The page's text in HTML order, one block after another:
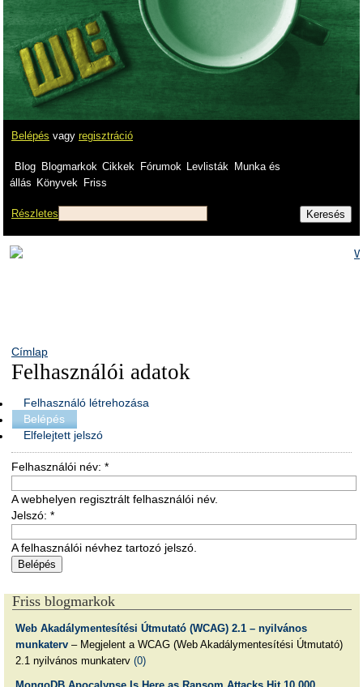
Belépés vagy regisztráció
Blog Blogmarkok Cikkek Fórumok Levlisták
Munka és
állás Könyvek Friss
Részletes
Címlap
Felhasználói adatok
Felhasználó létrehozása
Belépés
Elfelejtett jelszó
Felhasználói név: *
A webhelyen regisztrált felhasználói név.
Jelszó: *
A felhasználói névhez tartozó jelszó.
Friss blogmarkok
Web Akadálymentesítési Útmutató (WCAG) 2.1 – nyilvános
munkaterv– Megjelent a WCAG (Web Akadálymentesítési Útmutató)
2.1 nyilvános munkaterv (0)